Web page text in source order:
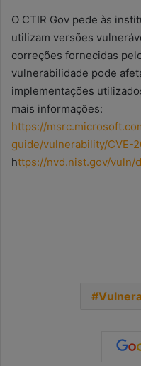
O CTIR Gov pede às
utilizam versões
correções fornecidas
vulnerabilidade pode
implementações
mais informações:
https://
guide/vulnerability/CVE-
https://nvd.nist.gov/vuln/